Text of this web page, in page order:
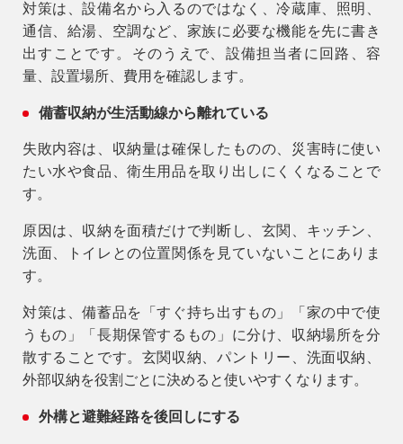
対策は、設備名から入るのではなく、冷蔵庫、照明、
通信、給湯、空調など、家族に必要な機能を先に書き
出すことです。そのうえで、設備担当者に回路、容
量、設置場所、費用を確認します。
備蓄収納が生活動線から離れている
失敗内容は、収納量は確保したものの、災害時に使い
たい水や食品、衛生用品を取り出しにくくなることで
す。
原因は、収納を面積だけで判断し、玄関、キッチン、
洗面、トイレとの位置関係を見ていないことにありま
す。
対策は、備蓄品を「すぐ持ち出すもの」「家の中で使
うもの」「長期保管するもの」に分け、収納場所を分
散することです。玄関収納、パントリー、洗面収納、
外部収納を役割ごとに決めると使いやすくなります。
外構と避難経路を後回しにする